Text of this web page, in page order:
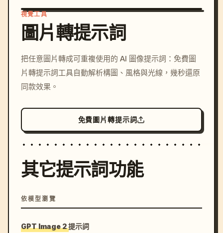
c, cyberpunk sunset, neon
colors, 8k --v 6.0
視覺工具
圖片轉提示詞
把任意圖片轉成可重複使用的 AI 圖像提示詞：免費圖
片轉提示詞工具自動解析構圖、風格與光線，幾秒還原
同款效果。
免費圖片轉提示詞
其它提示詞功能
依模型瀏覽
GPT Image 2 提示詞